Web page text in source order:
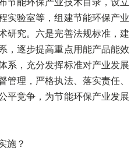
节能环保产业技术目录，设立
实验室等，组建节能环保产业
研究。六是完善法规标准，建
，逐步提高重点用能产品能效
系，充分发挥标准对产业发展
管理，严格执法、落实责任、
平竞争，为节能环保产业发展
施？